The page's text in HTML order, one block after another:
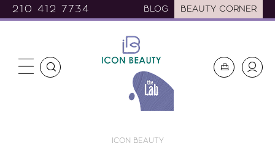
210 412 7734 BLOG BEAUTY CORNER
ICON BEAUTY